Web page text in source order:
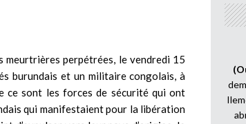
meurtrières perpétrées, le vendredi 15
burundais et un militaire congolais, à
ce sont les forces de sécurité qui ont
qui manifestaient pour la libération